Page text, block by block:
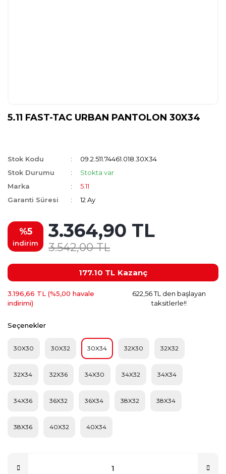
5.11 FAST-TAC URBAN PANTOLON 30X34
Stok Kodu
09.2.511.74461.018.30X34
Stok Durumu
Stokta var
Marka
5.11
Garanti Süresi
12 Ay
%5
indirim
3.364,90 TL
3.542,00 TL
177.10 TL Kazanç
3.196,66 TL (%5,00 havale
indirimi)
622,56 TL den başlayan
taksitlerle!!
Seçenekler
30X30 30X32 30X34 32X30 32X32
32X34 32X36 34X30 34X32 34X34
34X36 36X32 36X34 38X32 38X34
38X36 40X32 40X34